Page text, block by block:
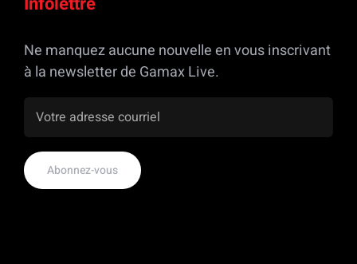
Ne manquez aucune nouvelle en vous inscrivant
à la newsletter de Gamax Live.